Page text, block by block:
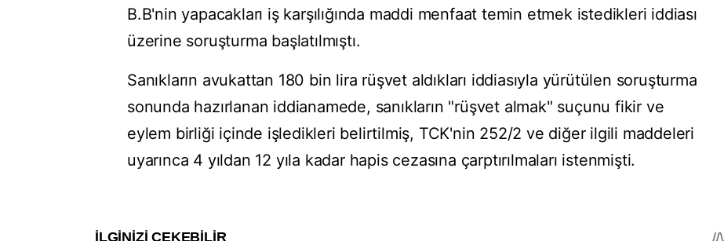
B.B'nin yapacakları iş karşılığında maddi menfaat temin etmek istedikleri iddiası
üzerine soruşturma başlatılmıştı.
Sanıkların avukattan 180 bin lira rüşvet aldıkları iddiasıyla yürütülen soruşturma
sonunda hazırlanan iddianamede, sanıkların "rüşvet almak" suçunu fikir ve
eylem birliği içinde işledikleri belirtilmiş, TCK'nin 252/2 ve diğer ilgili maddeleri
uyarınca 4 yıldan 12 yıla kadar hapis cezasına çarptırılmaları istenmişti.